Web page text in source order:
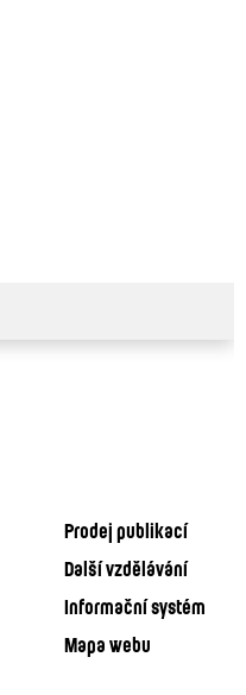
Prodej publikací
Další vzdělávání
Informační systém
Mapa webu